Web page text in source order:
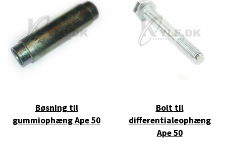
Bøsning til
gummiophæng Ape 50
Bolt til
differentialeophæng
Ape 50